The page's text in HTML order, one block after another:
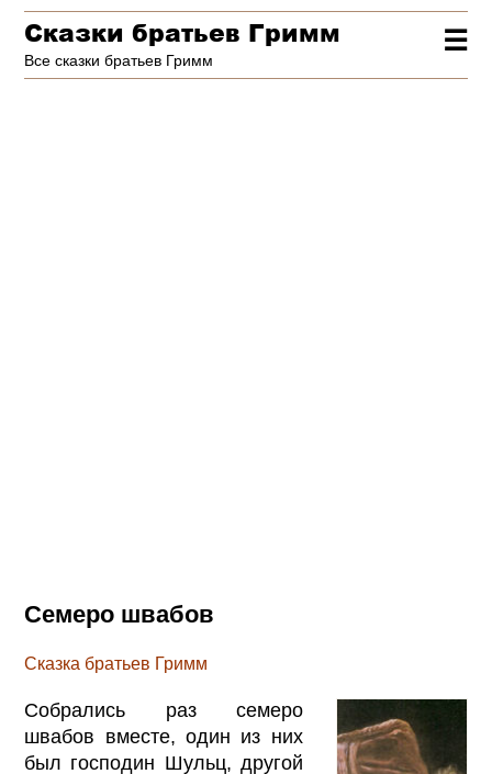
☰
Сказки братьев Гримм
Все сказки братьев Гримм
Семеро швабов
Сказка братьев Гримм
Собрались раз семеро
швабов вместе, один из них
был господин Шульц, другой